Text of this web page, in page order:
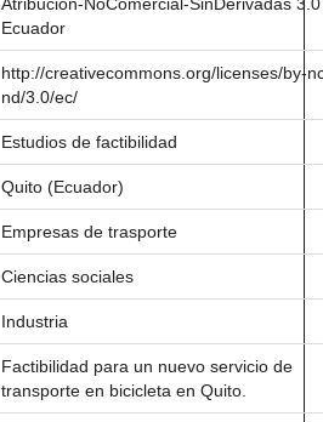
Ecuador
http://creativecommons.org/licenses/by-
nd/3.0/ec/
Estudios de factibilidad
Quito (Ecuador)
Empresas de trasporte
Ciencias sociales
Industria
Factibilidad para un nuevo servicio de
transporte en bicicleta en Quito.